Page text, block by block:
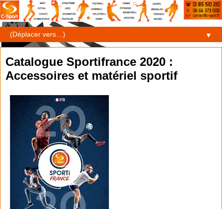
▼
Catalogue Sportifrance 2020 :
Accessoires et matériel sportif